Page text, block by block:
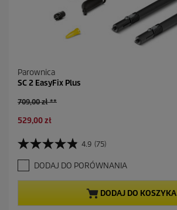
Parownica
SC 2 EasyFix Plus
S
a
a
709,00 zł **
A
t
u
a
l
n
c
529,00 zł
4.9 (75)
4
.
9
n
DODAJ DO PORÓWNANIA
DODAJ DO KOSZYKA